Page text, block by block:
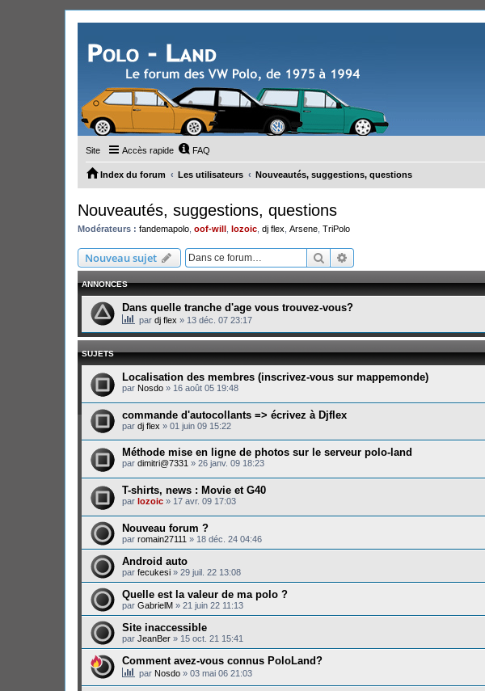
Site Accès rapide FAQ
Index du forum Les utilisateurs Nouveautés, suggestions, questions
Nouveautés, suggestions, questions
Modérateurs : fandemapolo oof-will lozoic dj flex Arsene TriPolo
Nouveau sujet Rechercher
ANNONCES
Dans quelle tranche d'age vous trouvez-vous?
par dj flex » 13 déc. 07 23:17
SUJETS
Localisation des membres (inscrivez-vous sur mappemonde)
par Nosdo » 16 août 05 19:48
commande d'autocollants => écrivez à Djflex
par dj flex » 01 juin 09 15:22
Méthode mise en ligne de photos sur le serveur polo-land
par dimitri@7331 » 26 janv. 09 18:23
T-shirts, news : Movie et G40
par lozoic » 17 avr. 09 17:03
Nouveau forum ?
par romain27111 » 18 déc. 24 04:46
Android auto
par fecukesi » 29 juil. 22 13:08
Quelle est la valeur de ma polo ?
par GabrielM » 21 juin 22 11:13
Site inaccessible
par JeanBer » 15 oct. 21 15:41
Comment avez-vous connus PoloLand?
par Nosdo » 03 mai 06 21:03